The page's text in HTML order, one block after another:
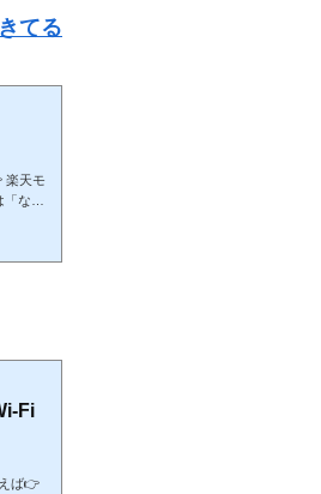
てる
楽天モ
なぜ
まとめ
Fi
ば👉